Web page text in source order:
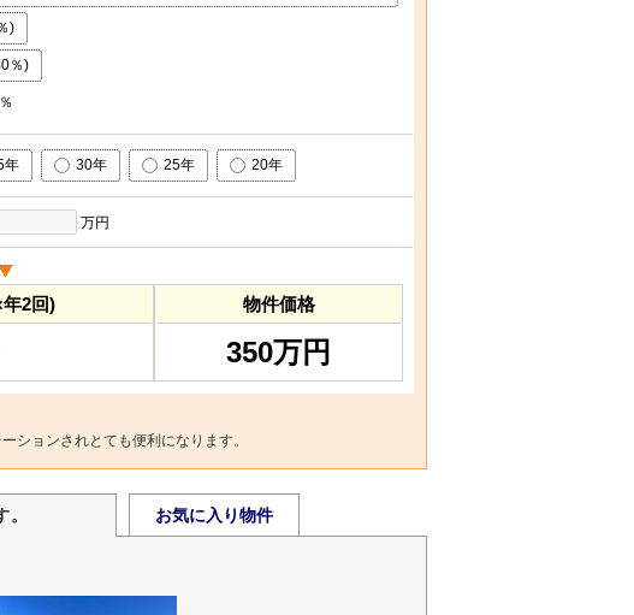
)
％)
％
年 30年 25年 20年
万円
2回) 物件価格
350万円
ションされとても便利になります。
お気に入り物件